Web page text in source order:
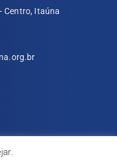
Centro, Itaúna